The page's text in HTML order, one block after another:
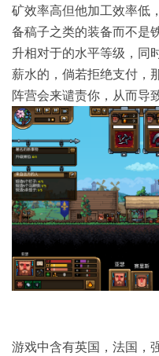
矿效率高但他加工效率低
备稿子之类的装备而不是
升相对于的水平等级，同
薪水的，倘若拒绝支付，
阵营会来谴责你，从而导
游戏中含有英国，法国，